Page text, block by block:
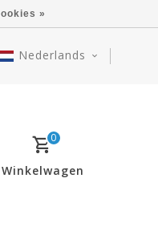
Nederlands
0
Winkelwagen
»